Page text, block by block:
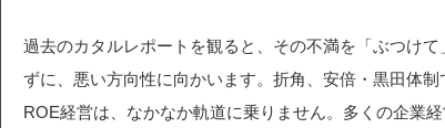
過去のカタルレポートを観ると、その不満を「ぶつけ
ずに、悪い方向性に向かいます。折角、安倍・黒田体
ROE経営は、なかなか軌道に乗りません。多くの企業